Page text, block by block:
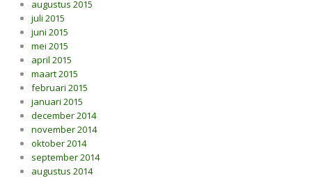
augustus 2015
juli 2015
juni 2015
mei 2015
april 2015
maart 2015
februari 2015
januari 2015
december 2014
november 2014
oktober 2014
september 2014
augustus 2014